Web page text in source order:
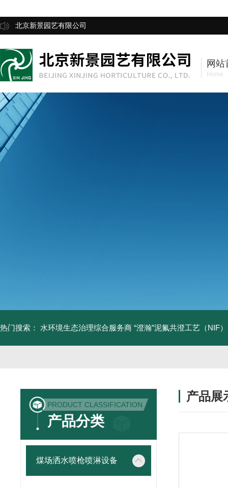
北京新景园艺有限公司
网站
Home
热门搜索： 水环境生态治理综合服务商 “澄瀚”泥氟共澄工艺（NIF）
PRODUCT CLASSIFICATION
产品分类
煤场洒水喷枪喷淋设备
产品展